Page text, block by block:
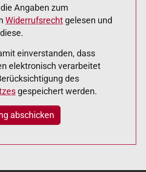
Widerrufsrecht gelesen und
elektronisch verarbeitet
des
gespeichert werden.